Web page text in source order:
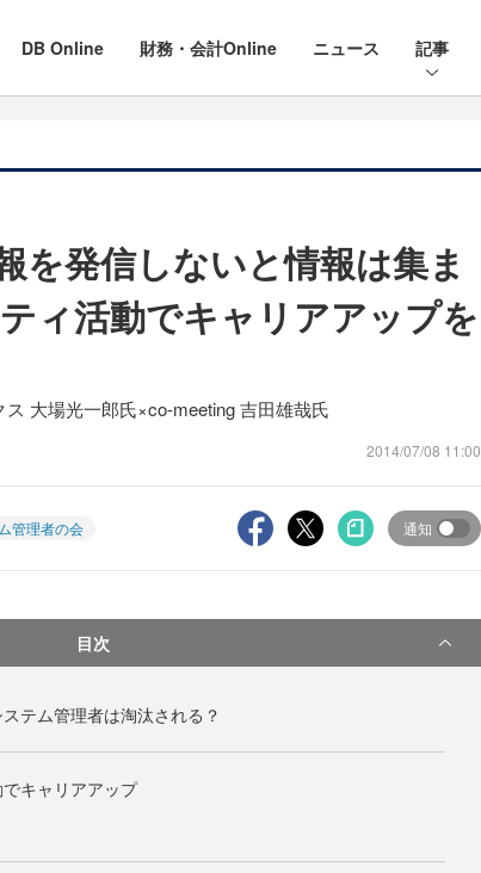
DB Online 財務・会計Online ニュース 記事
を発信しないと情報は集ま
ィ活動でキャリアアップを
大場光一郎氏×co-meeting 吉田雄哉氏
2014/07/08 11:00
管理者の会 通知
目次
テム管理者は淘汰される？
キャリアアップ